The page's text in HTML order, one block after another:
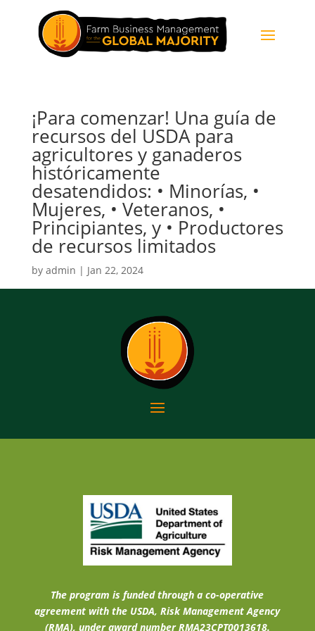
¡Para comenzar! Una guía de
recursos del USDA para
agricultores y ganaderos
históricamente
desatendidos: • Minorías, •
Mujeres, • Veteranos, •
Principiantes, y • Productores
de recursos limitados
by admin | Jan 22, 2024
The program is funded through a co-operative
agreement with the USDA, Risk Management Agency
(RMA), under award number RMA23CPT0013618.